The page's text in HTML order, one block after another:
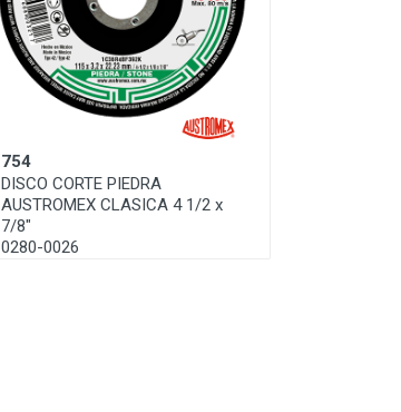
754
DISCO CORTE PIEDRA
AUSTROMEX CLASICA 4 1/2 x
7/8"
0280-0026